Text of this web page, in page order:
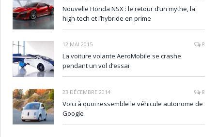
Nouvelle Honda NSX : le retour d’un mythe, la
high-tech et l’hybride en prime
12 MAI 2015 8
La voiture volante AeroMobile se crashe
pendant un vol d’essai
23 DÉCEMBRE 2014 8
Voici à quoi ressemble le véhicule autonome de
Google